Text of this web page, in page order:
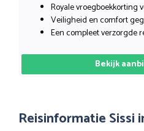
Royale vroegboekkorting
Veiligheid en comfort
Een compleet verzorgde
Bekijk
Reisinformatie Sissi